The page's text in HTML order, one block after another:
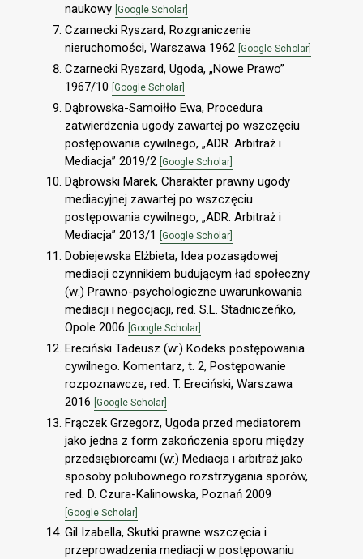
naukowy [Google Scholar]
Czarnecki Ryszard, Rozgraniczenie
nieruchomości, Warszawa 1962 [Google Scholar]
Czarnecki Ryszard, Ugoda, „Nowe Prawo”
1967/10 [Google Scholar]
Dąbrowska-Samoiłło Ewa, Procedura
zatwierdzenia ugody zawartej po wszczęciu
postępowania cywilnego, „ADR. Arbitraż i
Mediacja” 2019/2 [Google Scholar]
Dąbrowski Marek, Charakter prawny ugody
mediacyjnej zawartej po wszczęciu
postępowania cywilnego, „ADR. Arbitraż i
Mediacja” 2013/1
[Google Scholar]
Dobiejewska Elżbieta, Idea pozasądowej
mediacji czynnikiem budującym ład społeczny
(w:) Prawno-psychologiczne uwarunkowania
mediacji i negocjacji, red. S.L. Stadniczeńko,
Opole 2006 [Google Scholar]
Ereciński Tadeusz (w:) Kodeks postępowania
cywilnego. Komentarz, t. 2, Postępowanie
rozpoznawcze, red. T. Ereciński, Warszawa
2016 [Google Scholar]
Frączek Grzegorz, Ugoda przed mediatorem
jako jedna z form zakończenia sporu między
przedsiębiorcami (w:) Mediacja i arbitraż jako
sposoby polubownego rozstrzygania sporów,
red. D. Czura-Kalinowska, Poznań 2009
[Google Scholar]
Gil Izabella, Skutki prawne wszczęcia i
przeprowadzenia mediacji w postępowaniu